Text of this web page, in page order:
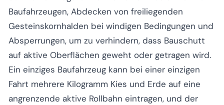
Baufahrzeugen, Abdecken von freiliegenden
Gesteinskornhalden bei windigen Bedingungen und
Absperrungen, um zu verhindern, dass Bauschutt
auf aktive Oberflächen geweht oder getragen wird.
Ein einziges Baufahrzeug kann bei einer einzigen
Fahrt mehrere Kilogramm Kies und Erde auf eine
angrenzende aktive Rollbahn eintragen, und der